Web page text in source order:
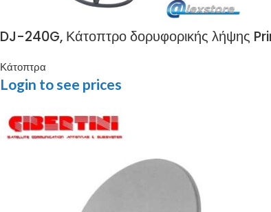
DJ-240G, Κάτοπτρο δορυφορικής λήψης
Κάτοπτρα
Login to see prices